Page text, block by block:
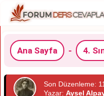
Ana Sayfa - 4.
Son Düzenleme:
Yazar: Aysel